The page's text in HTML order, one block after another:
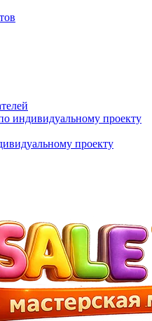
индивидуальному проекту
проекту